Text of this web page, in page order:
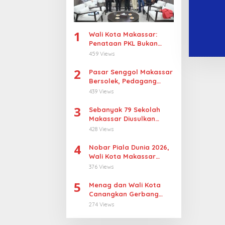
1
Wali Kota Makassar:
Penataan PKL Bukan
Penggusuran
459 Views
2
Pasar Senggol Makassar
Bersolek, Pedagang
Gotong Royong
439 Views
3
Sebanyak 79 Sekolah
Makassar Diusulkan
Revitalisasi, Pulau
Prioritas
428 Views
4
Nobar Piala Dunia 2026,
Wali Kota Makassar
Dorong UMKM Tumbuh di
376 Views
5
Menag dan Wali Kota
Canangkan Gerbang
Moderasi di Makassar
274 Views